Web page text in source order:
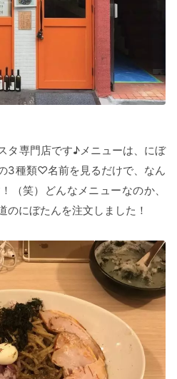
タ専門店です♪メニューは、にぼ
3種類♡名前を見るだけで、なん
（笑）どんなメニューなのか、
のにぼたんを注文しました！